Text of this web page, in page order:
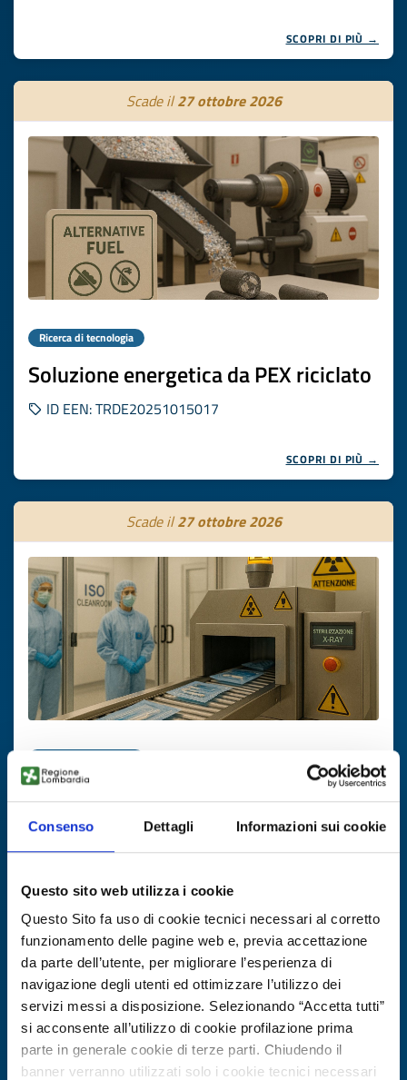
Consenso Dettagli Informazioni sui cookie
Questo sito web utilizza i cookie
Questo Sito fa uso di cookie tecnici necessari al corretto
funzionamento delle pagine web e, previa accettazione
da parte dell’utente, per migliorare l’esperienza di
navigazione degli utenti ed ottimizzare l’utilizzo dei
servizi messi a disposizione. Selezionando “Accetta tutti”
si acconsente all’utilizzo di cookie profilazione prima
parte in generale cookie di terze parti. Chiudendo il
banner verranno utilizzati solo i cookie tecnici necessari
SCOPRI DI PIÙ →
Scade il27 ottobre 2026
Ricerca di tecnologia
Soluzione energetica da PEX riciclato
ID EEN: TRDE20251015017
SCOPRI DI PIÙ →
Scade il27 ottobre 2026
Sterilizzazione X-ray per dispositivi
medici
ID EEN: TRFR20251013012
Scade il27 ottobre 2026